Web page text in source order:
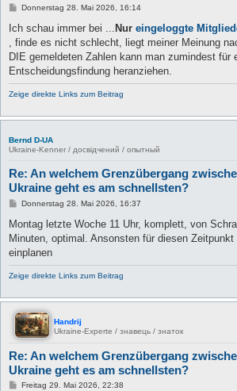
B
i
r
a
Donnerstag 28. Mai 2026, 16:14
Ich schau immer bei ... Nur eingeloggte
, finde es nicht schlecht, liegt meiner Meinung
DIE gemeldeten Zahlen kann man zumindest für
Entscheidungsfindung heranziehen.
Zeige direkte Links zum Beitrag
Bernd D-UA
Ukraine-Kenner / досвідчений / опытный
Re: An welchem Grenzübergang
Ukraine geht es am schnellsten?
B
i
r
a
g
Donnerstag 28. Mai 2026, 16:37
Montag letzte Woche 11 Uhr, komplett, von
Minuten, optimal. Ansonsten für diesen
einplanen
Zeige direkte Links zum Beitrag
Handrij
Ukraine-Experte / знавець / знаток
Re: An welchem Grenzübergang
Ukraine geht es am schnellsten?
BFreitag 29. Mai 2026, 22:38